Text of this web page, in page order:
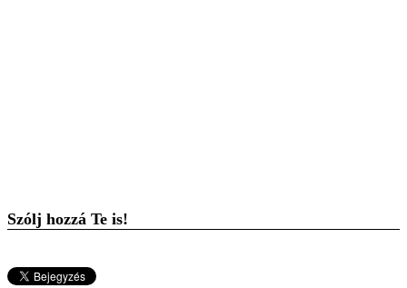
Szólj hozzá Te is!